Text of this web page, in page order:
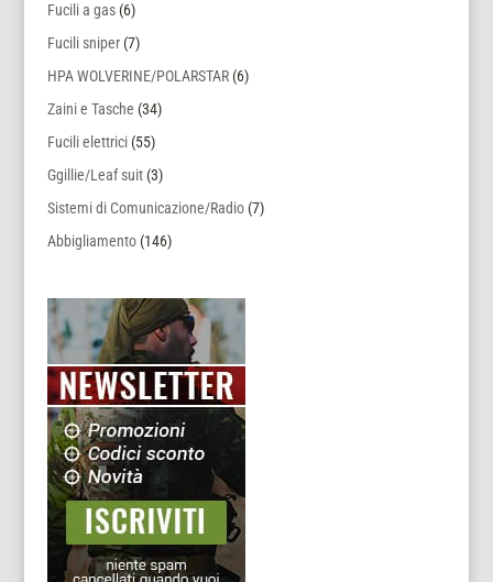
Fucili a gas (6)
Fucili sniper (7)
HPA WOLVERINE/POLARSTAR (6)
Zaini e Tasche (34)
Fucili elettrici (55)
Ggillie/Leaf suit (3)
Sistemi di Comunicazione/Radio (7)
Abbigliamento (146)